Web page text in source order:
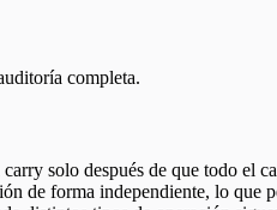
completa.
solo después de que todo el
de forma independiente, lo que